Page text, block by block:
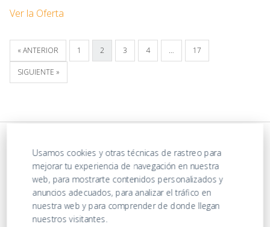
Ver la Oferta
« ANTERIOR 1 2 3 4 … 17
SIGUIENTE »
https://ofertasenjuguetes.com/privacy-policy/
Usamos cookies y otras técnicas de rastreo para
mejorar tu experiencia de navegación en nuestra
web, para mostrarte contenidos personalizados y
anuncios adecuados, para analizar el tráfico en
nuestra web y para comprender de donde llegan
nuestros visitantes.